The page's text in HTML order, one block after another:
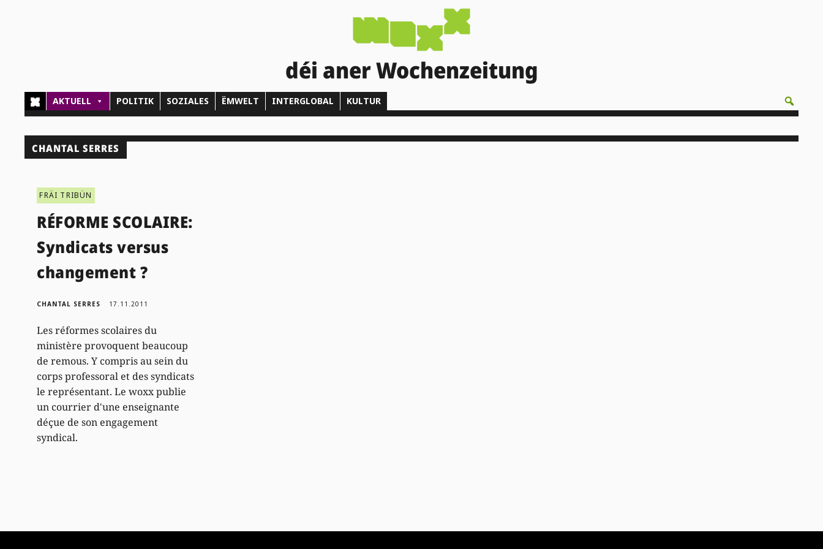
déi aner Wochenzeitung
AKTUELL POLITIK SOZIALES ËMWELT INTERGLOBAL KULTUR
CHANTAL SERRES
FRÄI TRIBÜN
RÉFORME SCOLAIRE:
Syndicats versus
changement ?
CHANTAL SERRES 17.11.2011
Les réformes scolaires du
ministère provoquent beaucoup
de remous. Y compris au sein du
corps professoral et des syndicats
le représentant. Le woxx publie
un courrier d'une enseignante
déçue de son engagement
syndical.